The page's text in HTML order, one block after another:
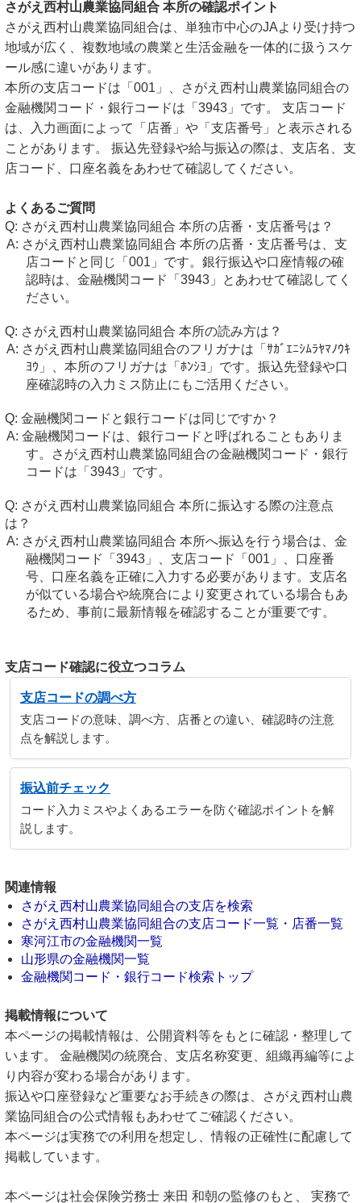
さがえ西村山農業協同組合 本所の確認ポイント
さがえ西村山農業協同組合は、単独市中心のJAより受け持つ
地域が広く、複数地域の農業と生活金融を一体的に扱うスケ
ール感に違いがあります。
本所の支店コードは「001」、さがえ西村山農業協同組合の
金融機関コード・銀行コードは「3943」です。 支店コード
は、入力画面によって「店番」や「支店番号」と表示される
ことがあります。 振込先登録や給与振込の際は、支店名、支
店コード、口座名義をあわせて確認してください。
よくあるご質問
さがえ西村山農業協同組合 本所の店番・支店番号は？
さがえ西村山農業協同組合 本所の店番・支店番号は、支
店コードと同じ「001」です。銀行振込や口座情報の確
認時は、金融機関コード「3943」とあわせて確認してく
ださい。
さがえ西村山農業協同組合 本所の読み方は？
さがえ西村山農業協同組合のフリガナは「ｻｶﾞｴﾆｼﾑﾗﾔﾏﾉｳｷ
ﾖｳ」、本所のフリガナは「ﾎﾝｼﾖ」です。振込先登録や口
座確認時の入力ミス防止にもご活用ください。
金融機関コードと銀行コードは同じですか？
金融機関コードは、銀行コードと呼ばれることもありま
す。さがえ西村山農業協同組合の金融機関コード・銀行
コードは「3943」です。
さがえ西村山農業協同組合 本所に振込する際の注意点
は？
さがえ西村山農業協同組合 本所へ振込を行う場合は、金
融機関コード「3943」、支店コード「001」、口座番
号、口座名義を正確に入力する必要があります。支店名
が似ている場合や統廃合により変更されている場合もあ
るため、事前に最新情報を確認することが重要です。
支店コード確認に役立つコラム
支店コードの調べ方
支店コードの意味、調べ方、店番との違い、確認時の注意
点を解説します。
振込前チェック
コード入力ミスやよくあるエラーを防ぐ確認ポイントを解
説します。
関連情報
さがえ西村山農業協同組合の支店を検索
さがえ西村山農業協同組合の支店コード一覧・店番一覧
寒河江市の金融機関一覧
山形県の金融機関一覧
金融機関コード・銀行コード検索トップ
掲載情報について
本ページの掲載情報は、公開資料等をもとに確認・整理して
います。 金融機関の統廃合、支店名称変更、組織再編等によ
り内容が変わる場合があります。
振込や口座登録など重要なお手続きの際は、さがえ西村山農
業協同組合の公式情報もあわせてご確認ください。
本ページは実務での利用を想定し、情報の正確性に配慮して
掲載しています。
本ページは社会保険労務士 来田 和朝の監修のもと、 実務で